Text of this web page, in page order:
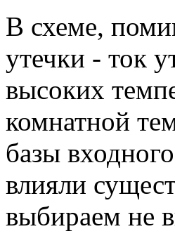
В схеме,
утечки - ток
высоких
комнатной
базы
влияли
выбираем не